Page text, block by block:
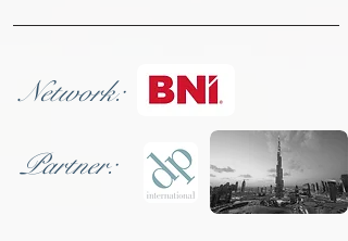
Partner:
Network: